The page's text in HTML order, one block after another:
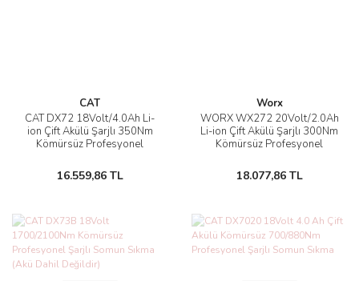
CAT
CAT DX72 18Volt/4.0Ah Li-
ion Çift Akülü Şarjlı 350Nm
Kömürsüz Profesyonel
16.559,86 TL
Worx
WORX WX272 20Volt/2.0Ah
Li-ion Çift Akülü Şarjlı 300Nm
Kömürsüz Profesyonel
18.077,86 TL